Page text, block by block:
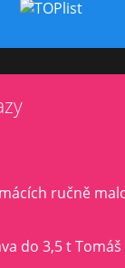
ručně
do 3,5 t Tomáš